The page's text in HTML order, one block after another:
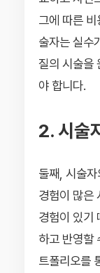
그에 따른 비
술자는 실수
질의 시술을
야 합니다.
2. 시술
둘째, 시술
경험이 많은
경험이 있기
하고 반영할
트폴리오를